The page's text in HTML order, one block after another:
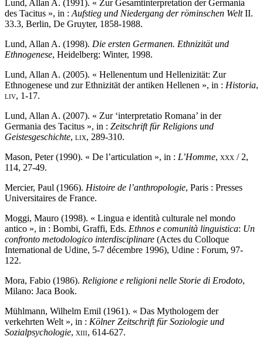
Lund, Allan A. (1991). « Zur Gesamtinterpretation der Germania
des Tacitus », in : Aufstieg und Niedergang der röminschen WeltII.
33.3, Berlin, De Gruyter, 1858-1988.
Lund, Allan A. (1998). Die ersten Germanen. Ethnizität und
Ethnogenese, Heidelberg: Winter, 1998.
Lund, Allan A. (2005). « Hellenentum und Hellenizität: Zur
Ethnogenese und zur Ethnizität der antiken Hellenen », in : Historia,
liv, 1-17.
Lund, Allan A. (2007). « Zur ‘interpretatio Romana’ in der
Germania des Tacitus », in : Zeitschrift für Religions und
Geistesgeschichte, lix, 289-310.
Mason, Peter (1990). « De l’articulation », in : L’Homme, xxx / 2,
114, 27-49.
Mercier, Paul (1966). Histoire de l’anthropologie, Paris : Presses
Universitaires de France.
Moggi, Mauro (1998). « Lingua e identità culturale nel mondo
antico », in : Bombi, Graffi, Eds. Ethnos e comunità linguistica: Un
confronto metodologico interdisciplinare (Actes du Colloque
International de Udine, 5-7 décembre 1996), Udine : Forum, 97-
122.
Mora, Fabio (1986). Religione e religioni nelle Storie di Erodoto,
Milano: Jaca Book.
Mühlmann, Wilhelm Emil (1961). « Das Mythologem der
verkehrten Welt », in : Kölner Zeitschrift für Soziologie und
Sozialpsychologie, xiii, 614-627.